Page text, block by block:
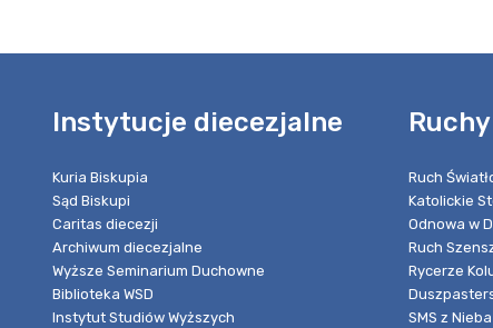
Instytucje diecezjalne
Kuria Biskupia
Sąd Biskupi
Caritas diecezji
Archiwum diecezjalne
Wyższe Seminarium Duchowne
Biblioteka WSD
Instytut Studiów Wyższych
Ruch
Katolickie
Odnowa w
Ruch
Rycerze
SMS z Nieba